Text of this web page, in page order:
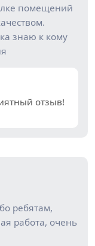
помещений
знаю к кому
отзыв!
ребятам,
работа, очень